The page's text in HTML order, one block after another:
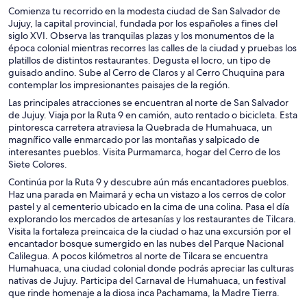
Comienza tu recorrido en la modesta ciudad de San Salvador de
Jujuy, la capital provincial, fundada por los españoles a fines del
siglo XVI. Observa las tranquilas plazas y los monumentos de la
época colonial mientras recorres las calles de la ciudad y pruebas los
platillos de distintos restaurantes. Degusta el locro, un tipo de
guisado andino. Sube al Cerro de Claros y al Cerro Chuquina para
contemplar los impresionantes paisajes de la región.
Las principales atracciones se encuentran al norte de San Salvador
de Jujuy. Viaja por la Ruta 9 en camión, auto rentado o bicicleta. Esta
pintoresca carretera atraviesa la Quebrada de Humahuaca, un
magnífico valle enmarcado por las montañas y salpicado de
interesantes pueblos. Visita Purmamarca, hogar del Cerro de los
Siete Colores.
Continúa por la Ruta 9 y descubre aún más encantadores pueblos.
Haz una parada en Maimará y echa un vistazo a los cerros de color
pastel y al cementerio ubicado en la cima de una colina. Pasa el día
explorando los mercados de artesanías y los restaurantes de Tilcara.
Visita la fortaleza preincaica de la ciudad o haz una excursión por el
encantador bosque sumergido en las nubes del Parque Nacional
Calilegua. A pocos kilómetros al norte de Tilcara se encuentra
Humahuaca, una ciudad colonial donde podrás apreciar las culturas
nativas de Jujuy. Participa del Carnaval de Humahuaca, un festival
que rinde homenaje a la diosa inca Pachamama, la Madre Tierra.